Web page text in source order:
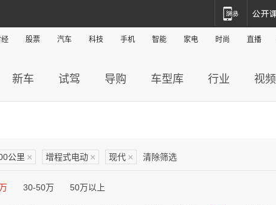
经 股票 汽车 科技 手机 智能 家电 时尚 直播
新车 试驾 导购 车型库 行业 视频
公里 × 增程式电动 × 现代 × 清除筛选
30-50万 50万以上